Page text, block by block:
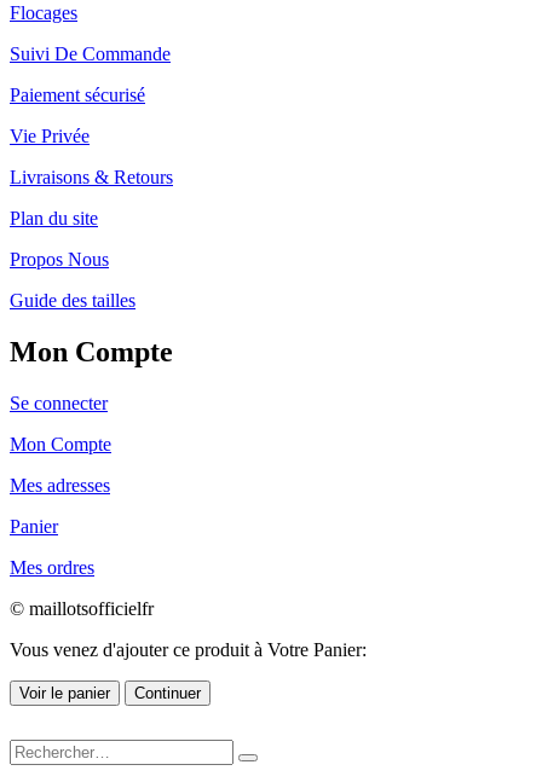
Flocages
Suivi De Commande
Paiement sécurisé
Vie Privée
Livraisons & Retours
Plan du site
Propos Nous
Guide des tailles
Mon Compte
Se connecter
Mon Compte
Mes adresses
Panier
Mes ordres
© maillotsofficielfr
Vous venez d'ajouter ce produit à Votre Panier:
Voir le panier Continuer